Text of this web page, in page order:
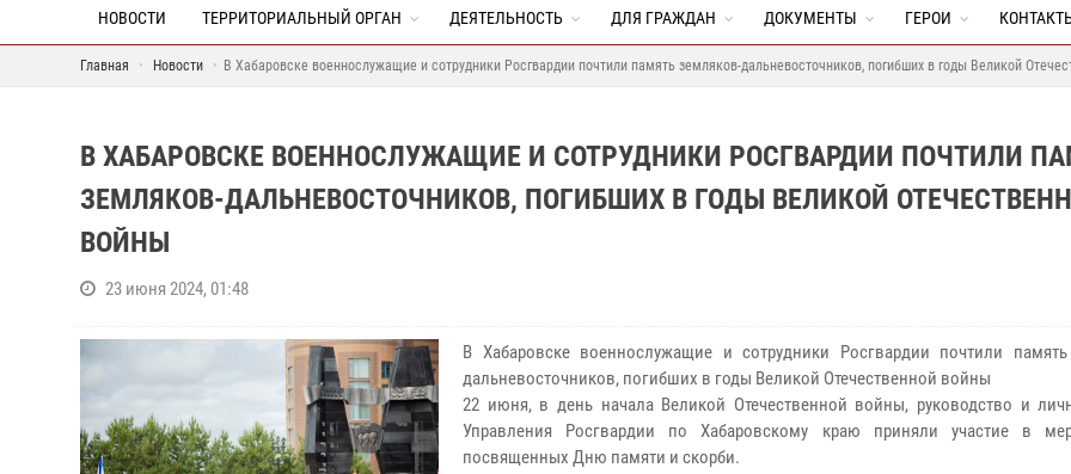
НОВОСТИ ТЕРРИТОРИАЛЬНЫЙ ОРГАН ДЕЯТЕЛЬНОСТЬ ДЛЯ ГРАЖДАН ДОКУМЕНТЫ ГЕРОИ
Главная Новости В Хабаровске военнослужащие и сотрудники Росгвардии почтили память земляков-дальневосточников, погибших в годы Великой
В ХАБАРОВСКЕ ВОЕННОСЛУЖАЩИЕ И СОТРУДНИКИ РОСГВАРДИИ ПОЧТИЛИ
ЗЕМЛЯКОВ-ДАЛЬНЕВОСТОЧНИКОВ, ПОГИБШИХ В ГОДЫ ВЕЛИКОЙ
ВОЙНЫ
23 июня 2024, 01:48
В Хабаровске военнослужащие и сотрудники Росгвардии почтили
дальневосточников, погибших в годы Великой Отечественной войны
22 июня, в день начала Великой Отечественной войны, руководство и
Управления Росгвардии по Хабаровскому краю приняли участие в
посвященных Дню памяти и скорби.